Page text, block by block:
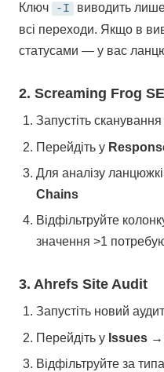
Ключ -I виводить
всі переходи. Якщо в
статусами — у вас
2. Screaming Frog
Запустіть
Перейдіть у
Для аналізу
Chains
Відфільтруйте
значення >1
3. Ahrefs Site Audit
Запустіть новий
Перейдіть у Issues
Відфільтруйте за